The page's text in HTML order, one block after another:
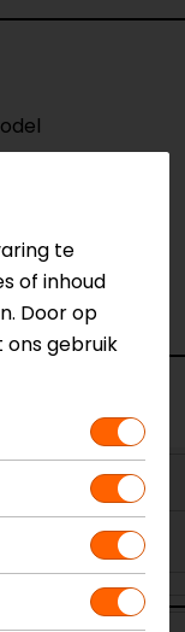
tip aanwezig
wisser
te
of inhoud
Door op
ons gebruik